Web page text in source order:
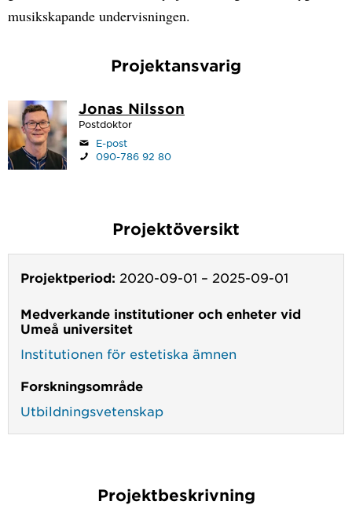
musikskapande undervisningen.
Projektansvarig
Jonas Nilsson
Postdoktor
E-post
090-786 92 80
Projektöversikt
Projektperiod: 2020-09-01 – 2025-09-01
Medverkande institutioner och enheter vid
Umeå universitet
Institutionen för estetiska ämnen
Forskningsområde
Utbildningsvetenskap
Projektbeskrivning